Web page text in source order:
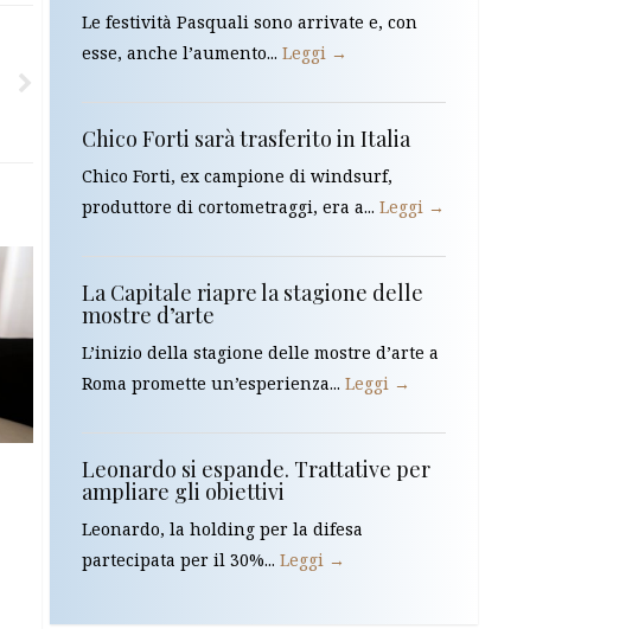
Le festività Pasquali sono arrivate e, con
esse, anche l’aumento... Leggi →
Chico Forti sarà trasferito in Italia
Chico Forti, ex campione di windsurf,
produttore di cortometraggi, era a... Leggi →
La Capitale riapre la stagione delle
mostre d’arte
L’inizio della stagione delle mostre d’arte a
Roma promette un’esperienza... Leggi →
Leonardo si espande. Trattative per
ampliare gli obiettivi
Leonardo, la holding per la difesa
partecipata per il 30%... Leggi →